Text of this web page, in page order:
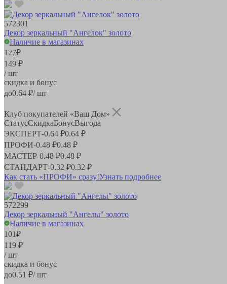
572301
Декор зеркальный "Ангелок" золото
Наличие в магазинах
127₽
149 ₽
/ шт
скидка и бонус
до0.64 ₽/ шт
Клуб покупателей «Ваш Дом»
СтатусСкидкаБонусВыгода
ЭКСПЕРТ-0.64 ₽0.64 ₽
ПРОФИ-0.48 ₽0.48 ₽
МАСТЕР-0.48 ₽0.48 ₽
СТАНДАРТ-0.32 ₽0.32 ₽
Как стать «ПРОФИ» сразу!Узнать подробнее
572299
Декор зеркальный "Ангелы" золото
Наличие в магазинах
101₽
119 ₽
/ шт
скидка и бонус
до0.51 ₽/ шт